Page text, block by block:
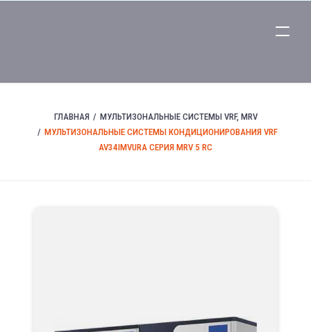
ГЛАВНАЯ
МУЛЬТИЗОНАЛЬНЫЕ СИСТЕМЫ VRF, MRV
МУЛЬТИЗОНАЛЬНЫЕ СИСТЕМЫ КОНДИЦИОНИРОВАНИЯ VRF
AV34IMVURA СЕРИЯ MRV 5 RC